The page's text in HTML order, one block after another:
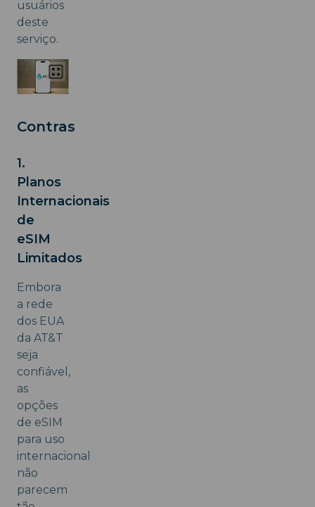
usuários
deste
serviço.
Contras
1.
Planos
Internacionais
de
eSIM
Limitados
Embora
a rede
dos EUA
da AT&T
seja
confiável,
as
opções
de eSIM
para uso
internacional
não
parecem